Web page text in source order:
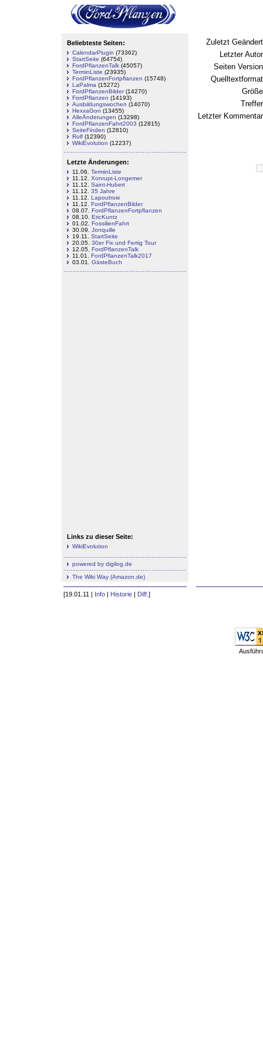
Beliebteste Seiten:
CalendarPlugin (73362)
StartSeite (64754)
FordPflanzenTalk (45057)
TerminListe (23935)
FordPflanzenFortpflanzen (15748)
LaPalma (15272)
FordPflanzenBilder(14270)
FordPflanzen (14193)
Ausbildungswochen (14070)
HexxaGon (13455)
AlleÄnderungen (13298)
FordPflanzenFahrt2003 (12815)
SeiteFinden (12810)
Rolf (12390)
WikiEvolution (12237)
Letzte Änderungen:
11.06. TerminListe
11.12. Xonrupt-Longemer
11.12. Saint-Hubert
11.12. 35 Jahre
11.12. Lapoutroie
11.12. FordPflanzenBilder
08.07. FordPflanzenFortpflanzen
08.10. EricKuntz
01.02. FossilienFahrt
30.09. Jonquille
19.11. StartSeite
20.05. 30er Fix und Fertig Tour
12.05. FordPflanzenTalk
11.01. FordPflanzenTalk2017
03.01. GästeBuch
Zuletzt
Letzter
Seiten
Letzter
Links zu dieser Seite:
WikiEvolution
powered by digilog.de
The Wiki Way (Amazon.de)
[19.01.11 | Info | Historie | Diff. ]